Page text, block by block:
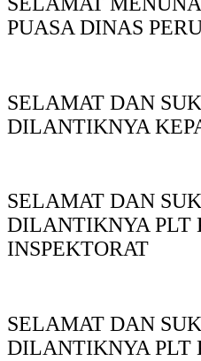
PUASA DINAS
SELAMAT DAN
DILANTIKNYA
SELAMAT DAN
DILANTIKNYA PLT
INSPEKTORAT
SELAMAT DAN
DILANTIKNYA PLT